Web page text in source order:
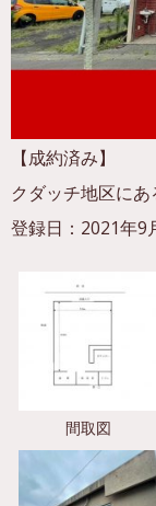
【成約済み】
クダッチ地区にあ
登録日：2021年9
間取図